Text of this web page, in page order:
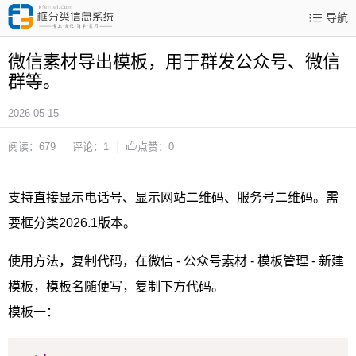
导航
微信素材导出模板，用于群发公众号、微信
群等。
2026-05-15
阅读：679 评论：1 点赞：0
支持直接显示电话号、显示网站二维码、服务号二维码。需
要框分类2026.1版本。
使用方法，复制代码，在微信 - 公众号素材 - 模板管理 - 新建
模板，模板名随便写，复制下方代码。
模板一：